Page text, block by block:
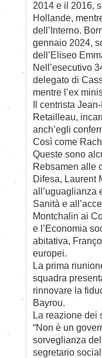
2014 e il 2016,
Hollande,
dell’Interno.
gennaio 2024,
dell’Eliseo
Nell’esecutivo
delegato di
mentre l’ex
Il centrista
Retailleau,
anch’egli
Così come
Queste sono
Rebsamen alle
Difesa, Laurent
all’uguaglianza
Sanità e
Montchalin ai
e l’Economia
abitativa,
europei.
La prima
squadra
rinnovare la
Bayrou.
La reazione dei
“Non è un
sorveglianza
segretario